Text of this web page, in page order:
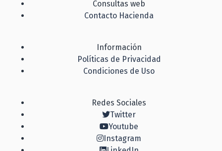
Consultas web
Contacto Hacienda
Información
Políticas de Privacidad
Condiciones de Uso
Redes Sociales
Twitter
Youtube
Instagram